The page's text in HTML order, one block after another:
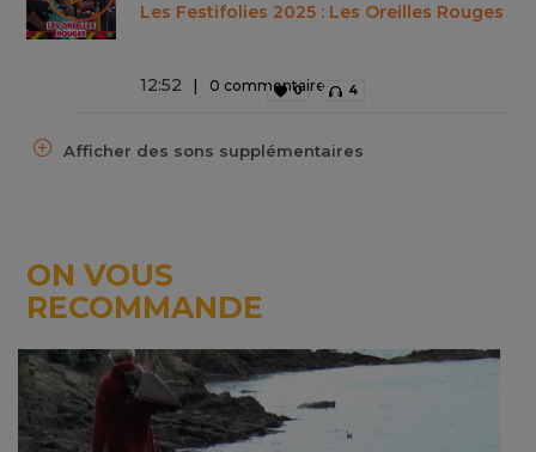
Les Festifolies 2025 : Les Oreilles Rouges
12:52 0 commentaire
0 4
Afficher des sons supplémentaires
ON VOUS
RECOMMANDE